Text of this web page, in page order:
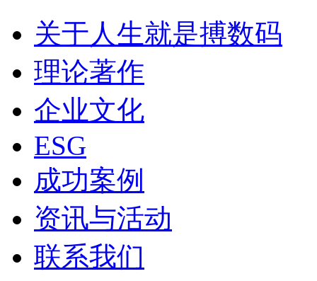
关于人生就是搏数码
理论著作
企业文化
ESG
成功案例
资讯与活动
联系我们